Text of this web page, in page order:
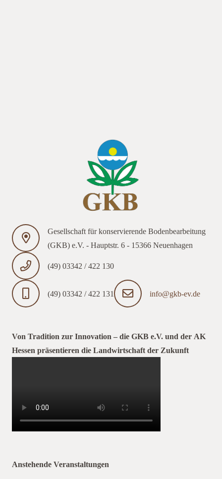
Gesellschaft für konservierende Bodenbearbeitung
(GKB) e.V. - Hauptstr. 6 - 15366 Neuenhagen
(49) 03342 / 422 130
(49) 03342 / 422 131 info@gkb-ev.de
Von Tradition zur Innovation – die GKB e.V. und der AK
Hessen präsentieren die Landwirtschaft der Zukunft
Anstehende Veranstaltungen